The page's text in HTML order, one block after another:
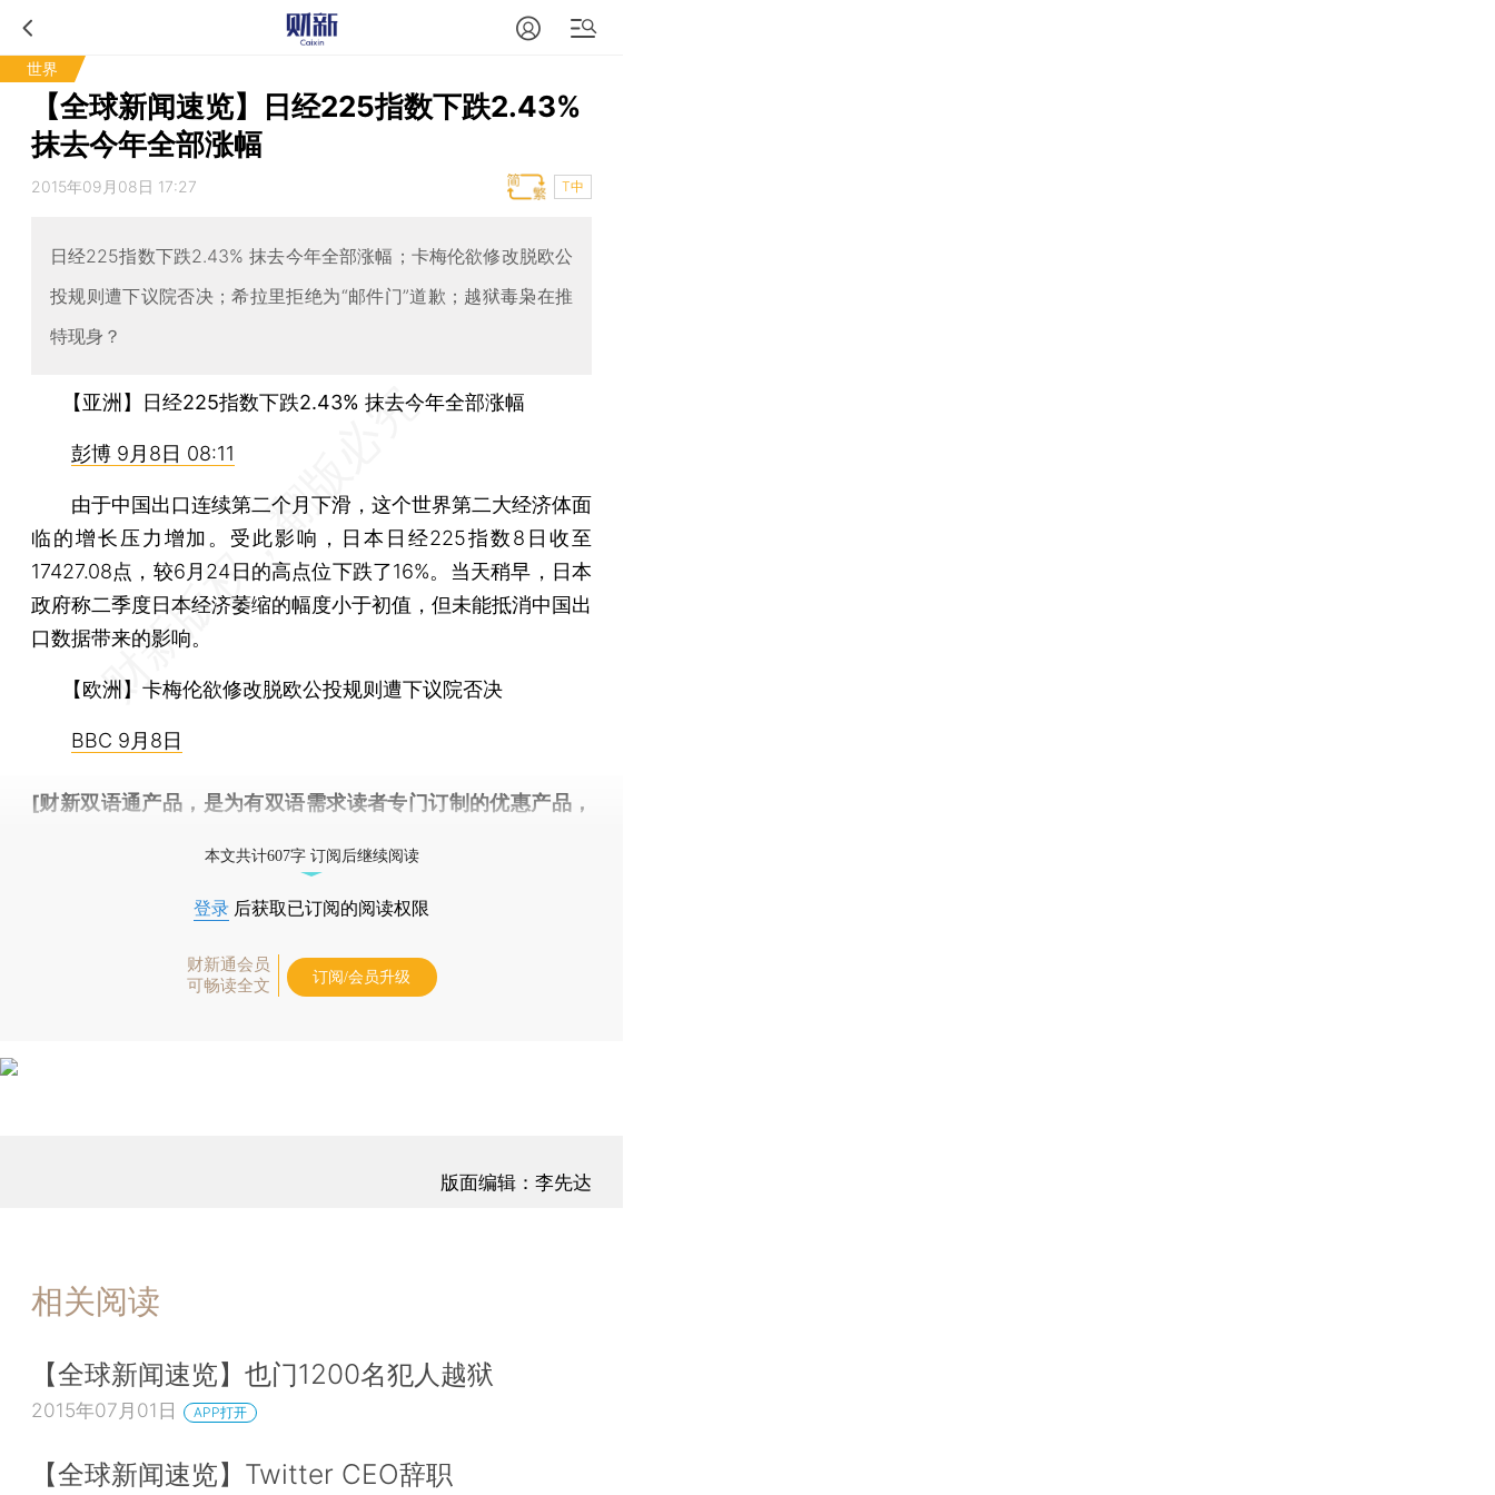
世界
【全球新闻速览】日经225指数下跌2.43%
抹去今年全部涨幅
2015年09月08日 17:27 T中
日经225指数下跌2.43% 抹去今年全部涨幅；卡梅伦欲修改脱欧公
投规则遭下议院否决；希拉里拒绝为“邮件门”道歉；越狱毒枭在推
特现身？
【亚洲】日经225指数下跌2.43% 抹去今年全部涨幅
彭博 9月8日 08:11
由于中国出口连续第二个月下滑，这个世界第二大经济体面
临的增长压力增加。受此影响，日本日经225指数8日收至
17427.08点，较6月24日的高点位下跌了16%。当天稍早，日本
政府称二季度日本经济萎缩的幅度小于初值，但未能抵消中国出
口数据带来的影响。
【欧洲】卡梅伦欲修改脱欧公投规则遭下议院否决
BBC 9月8日
[财新双语通产品，是为有双语需求读者专门订制的优惠产品，
本文共计607字 订阅后继续阅读
登录 后获取已订阅的阅读权限
财新通会员
可畅读全文
订阅/会员升级
版面编辑：李先达
相关阅读
【全球新闻速览】也门1200名犯人越狱
2015年07月01日 APP打开
【全球新闻速览】Twitter CEO辞职